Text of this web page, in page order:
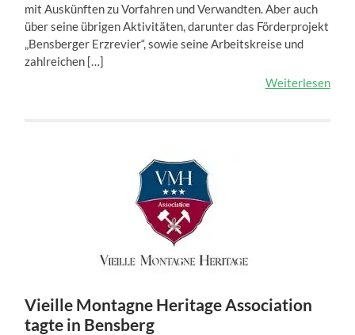
mit Auskünften zu Vorfahren und Verwandten. Aber auch
über seine übrigen Aktivitäten, darunter das Förderprojekt
„Bensberger Erzrevier“, sowie seine Arbeitskreise und
zahlreichen […]
Weiterlesen
Vieille Montagne Heritage Association
tagte in Bensberg